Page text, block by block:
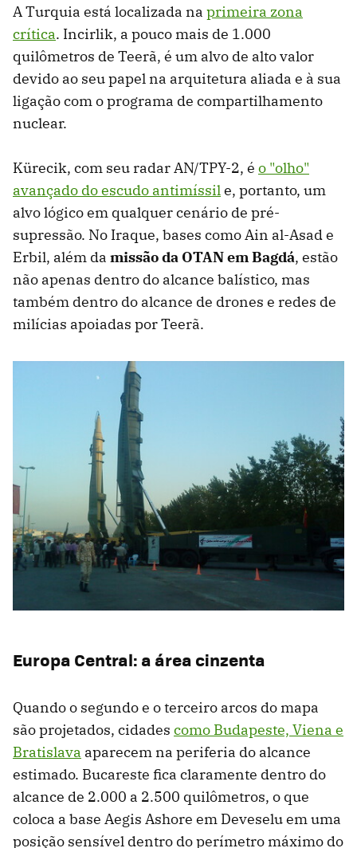
A Turquia está localizada na primeira zona
crítica. Incirlik, a pouco mais de 1.000
quilômetros de Teerã, é um alvo de alto valor
devido ao seu papel na arquitetura aliada e à sua
ligação com o programa de compartilhamento
nuclear.
Kürecik, com seu radar AN/TPY-2, é o "olho"
avançado do escudo antimíssile, portanto, um
alvo lógico em qualquer cenário de pré-
supressão. No Iraque, bases como Ain al-Asad e
Erbil, além da missão da OTAN em Bagdá, estão
não apenas dentro do alcance balístico, mas
também dentro do alcance de drones e redes de
milícias apoiadas por Teerã.
Europa Central: a área cinzenta
Quando o segundo e o terceiro arcos do mapa
são projetados, cidades como Budapeste, Viena e
Bratislava aparecem na periferia do alcance
estimado. Bucareste fica claramente dentro do
alcance de 2.000 a 2.500 quilômetros, o que
coloca a base Aegis Ashore em Deveselu em uma
posição sensível dentro do perímetro máximo do